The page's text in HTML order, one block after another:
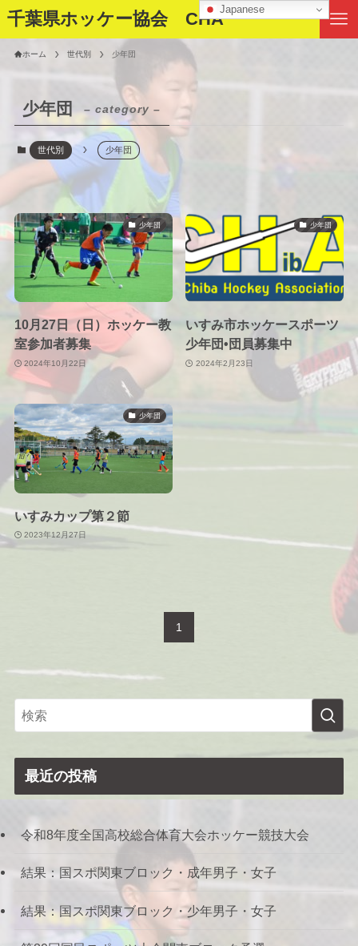
千葉県ホッケー協会 CHA
ホーム 世代別 少年団
少年団 – category –
世代別 少年団
少年団
10月27日（日）ホッケー教
室参加者募集
2024年10月22日
少年団
いすみ市ホッケースポーツ
少年団•団員募集中
2024年2月23日
少年団
いすみカップ第２節
2023年12月27日
1
最近の投稿
令和8年度全国高校総合体育大会ホッケー競技大会
結果：国スポ関東ブロック・成年男子・女子
結果：国スポ関東ブロック・少年男子・女子
Japanese